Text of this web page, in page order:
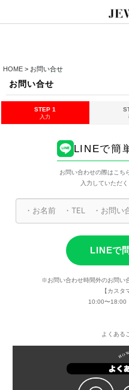
HOME > お問い合せ
お問い合せ
STEP 1
入力
LINEで簡
お問い合わせの際はこち
入力していただ
LINEで
※お問い合わせ時間外のお問い
【カスタ
10:00〜18:00
よくある